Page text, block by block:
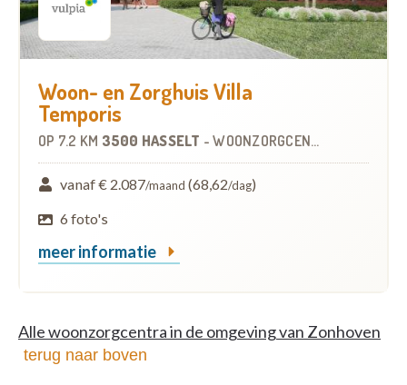
Woon- en Zorghuis Villa
Temporis
OP 7.2 KM 3500 HASSELT -WOONZORGCENTRUM (WZC)
vanaf € 2.087/maand (68,62/dag)
6 foto's
meer informatie
Alle woonzorgcentra in de omgeving van Zonhoven
terug naar boven